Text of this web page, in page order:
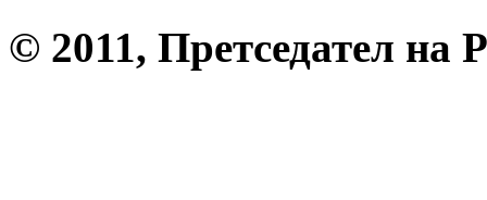
© 2011, Претседател на